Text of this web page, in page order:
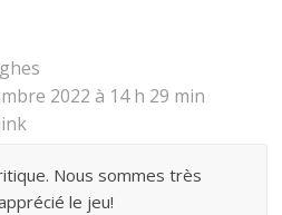
2022 à 14 h 29 min
Nous sommes très
le jeu!